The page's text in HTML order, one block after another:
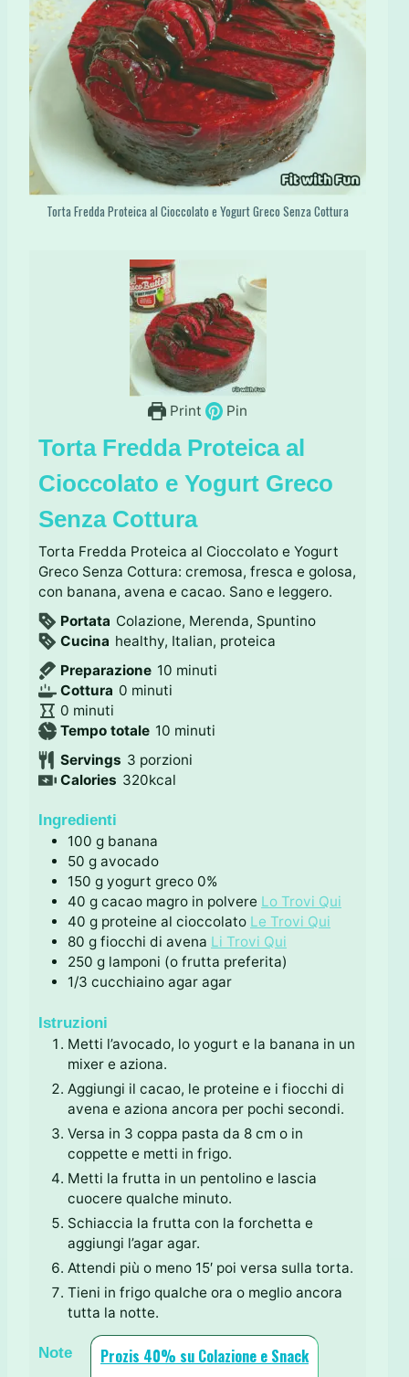
Torta Fredda Proteica al Cioccolato e Yogurt Greco Senza Cottura
Print Pin
Torta Fredda Proteica al
Cioccolato e Yogurt Greco
Senza Cottura
Torta Fredda Proteica al Cioccolato e Yogurt
Greco Senza Cottura: cremosa, fresca e golosa,
con banana, avena e cacao. Sano e leggero.
Portata Colazione, Merenda, Spuntino
Cucina healthy, Italian, proteica
Preparazione 10m
i
u
t
i
minuti
Cottura 0m
n
u
t
i
minuti
0m
i
u
t
minuti
Tempo totale 10m
i
n
u
minuti
Servings 3 porzioni
Calories 320kcal
Ingredienti
100 g banana
50 g avocado
150 g yogurt greco 0%
40 g cacao magro in polvere Lo Trovi Qui
40 g proteine al cioccolato Le Trovi Qui
80 g fiocchi di avena Li Trovi Qui
250 g lamponi (o frutta preferita)
1/3 cucchiaino agar agar
Istruzioni
Metti l’avocado, lo yogurt e la banana in un
mixer e aziona.
Aggiungi il cacao, le proteine e i fiocchi di
avena e aziona ancora per pochi secondi.
Versa in 3 coppa pasta da 8 cm o in
coppette e metti in frigo.
Metti la frutta in un pentolino e lascia
cuocere qualche minuto.
Schiaccia la frutta con la forchetta e
aggiungi l’agar agar.
Attendi più o meno 15′ poi versa sulla torta.
Tieni in frigo qualche ora o meglio ancora
tutta la notte.
Note
Prozis 40% su Colazione e Snack